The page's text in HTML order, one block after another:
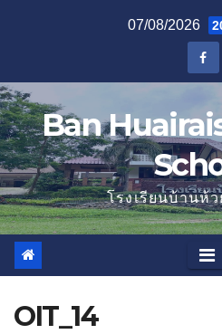
07/08/2026
Ban
โรงเรียนบ้านห้
OIT_14